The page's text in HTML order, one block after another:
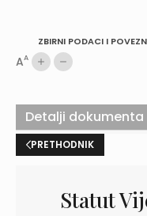
ZBIRNI PODACI I
AA
PRETHODNIK
Statut
Detalji dokumenta